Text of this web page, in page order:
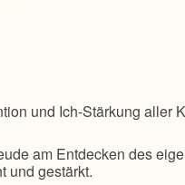
und Ich-Stärkung aller
am Entdecken des
und gestärkt.